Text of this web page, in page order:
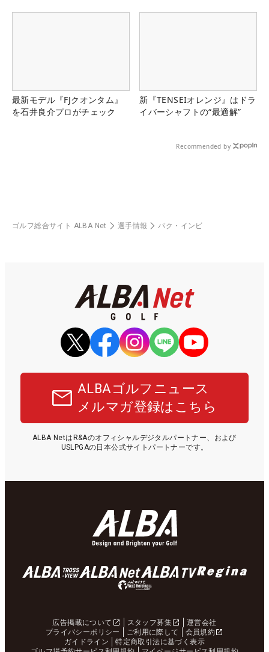
最新モデル『FJクオンタム』
を石井良介プロがチェック
新『TENSEIオレンジ』はドラ
イバーシャフトの“最適解”
Recommended by
ゴルフ総合サイト ALBA Net 選手情報 パク・インビ
ALBAゴルフニュース
メルマガ登録はこちら
ALBA NetはR&Aのオフィシャルデジタルパートナー、および
USLPGAの日本公式サイトパートナーです。
広告掲載について スタッフ募集
運営会社
プライバシーポリシー
ご利用に際して
会員規約
ガイドライン
特定商取引法に基づく表示